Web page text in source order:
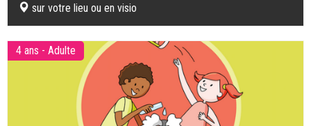
sur votre lieu ou en visio
4 ans - Adulte